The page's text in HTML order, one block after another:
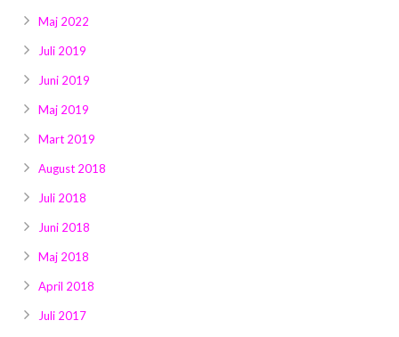
Maj 2022
Juli 2019
Juni 2019
Maj 2019
Mart 2019
August 2018
Juli 2018
Juni 2018
Maj 2018
April 2018
Juli 2017